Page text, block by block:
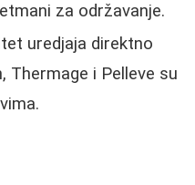
za održavanje.
uredjaja direktno
Thermage i Pelleve su